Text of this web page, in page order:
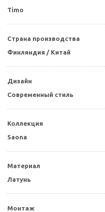
Timo
Страна производства
Финляндия / Китай
Дизайн
Современный стиль
Коллекция
Saona
Материал
Латунь
Монтаж